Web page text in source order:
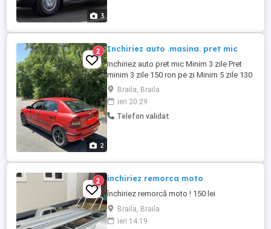
3
2
2 Inchiriez auto .masina. pret mic
Inchiriez auto pret mic Minim 3 zile Pret
minim 3 zile 150 ron pe zi Minim 5 zile 130
ron pe zi Minim 10 zile 120 ron Masinile.au
aer conditonat Consum mic Doar
persoana serioase
Braila, Braila
ieri 20:29
Telefon validat
2 inchiriez remorca moto
închiriez remorcă moto ! 150 lei
Braila, Braila
ieri 14:19